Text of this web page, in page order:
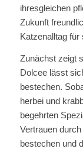
ihresgleichen
Zukunft
Katzenalltag für
Zunächst zeigt
Dolcee lässt
bestechen.
herbei und
begehrten
Vertrauen
bestechen und